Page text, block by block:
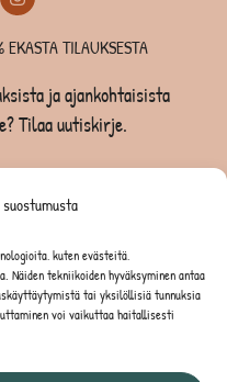
kuten evästeitä,
tekniikoiden hyväksyminen antaa
tai yksilöllisiä tunnuksia
voi vaikuttaa haitallisesti
TILAUKSESTA
ja ajankohtaisista
Tilaa uutiskirje.
TILAUKSESTA